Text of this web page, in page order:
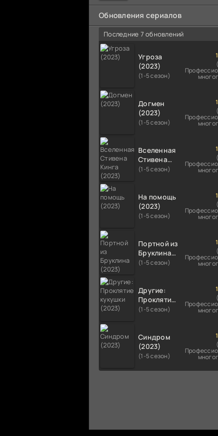
намного
Обновления сериалов
Последние 7 обновлений
Угроза
(2023)
(1-5 сезон)
Догмен
(2023)
(1-5 сезон)
Вселенная
Стивена
Кинга
(1-5 сезон)
На помощь
(2023)
(1-5 сезон)
Портной из
Бруклина
(2023)
(1-5 сезон)
Другие:
Проклятие
кукушки
(1-5 сезон)
Синдром
(2023)
(1-5 сезон)